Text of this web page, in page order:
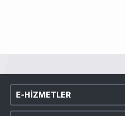
E-HİZMETLER